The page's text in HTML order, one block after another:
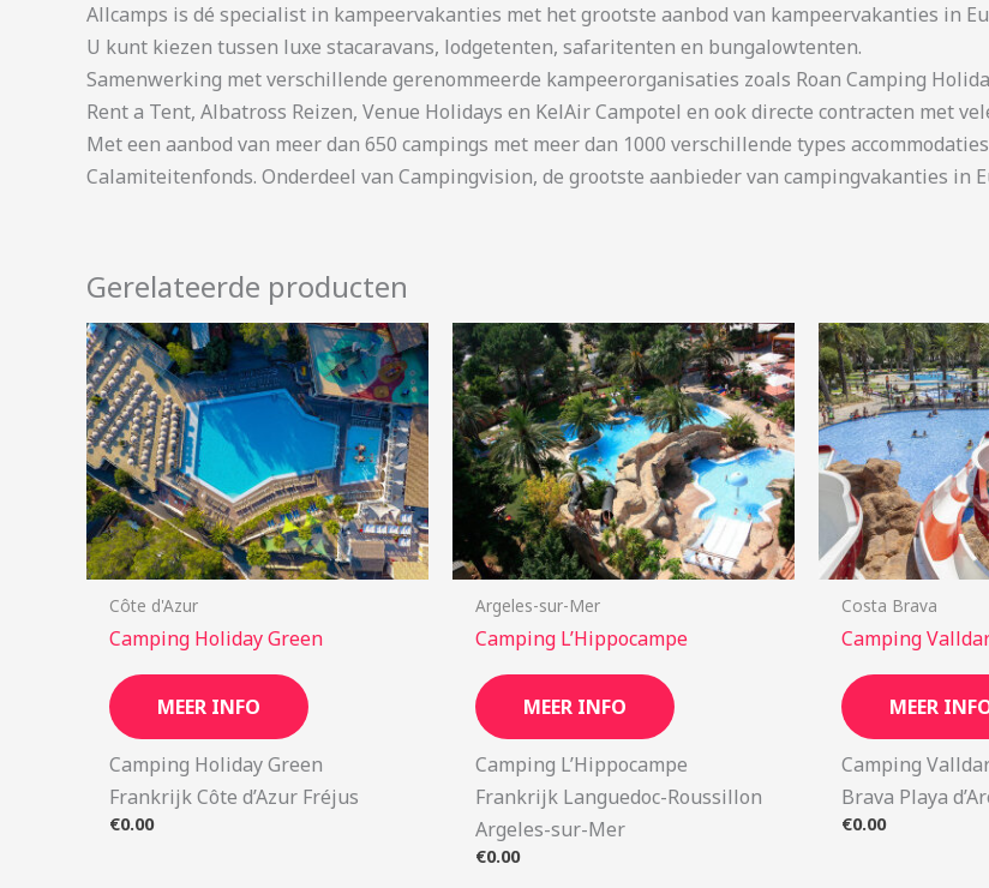
Allcamps is dé specialist in kampeervakanties met het grootste aanbod van kampeervakanties in
U kunt kiezen tussen luxe stacaravans, lodgetenten, safaritenten en bungalowtenten.
Samenwerking met verschillende gerenommeerde kampeerorganisaties zoals Roan Camping
Rent a Tent, Albatross Reizen, Venue Holidays en KelAir Campotel en ook directe contracten met
Met een aanbod van meer dan 650 campings met meer dan 1000 verschillende types
Calamiteitenfonds. Onderdeel van Campingvision, de grootste aanbieder van campingvakanties in
Gerelateerde producten
Côte d'Azur
Camping Holiday Green
MEER INFO
Camping Holiday Green
Frankrijk Côte d’Azur Fréjus
€0.00
Argeles-sur-Mer
Camping L’Hippocampe
MEER INFO
Camping L’Hippocampe
Frankrijk Languedoc-Roussillon
Argeles-sur-Mer
€0.00
Costa Brava
Camping
MEER
Camping
Brava Playa
€0.00